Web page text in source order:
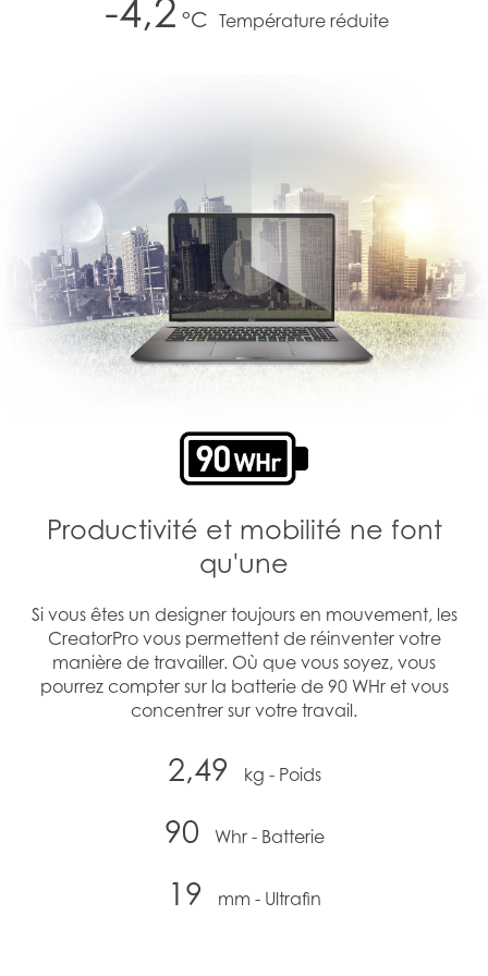
-4,2 °C Température réduite
Productivité et mobilité ne font
qu'une
Si vous êtes un designer toujours en mouvement, les
CreatorPro vous permettent de réinventer votre
manière de travailler. Où que vous soyez, vous
pourrez compter sur la batterie de 90 WHr et vous
concentrer sur votre travail.
2,49 kg - Poids
90 Whr - Batterie
19 mm - Ultrafin